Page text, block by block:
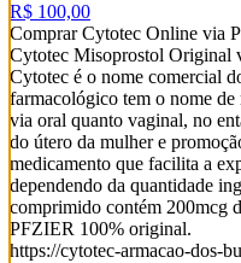
R$ 100,00
Comprar Cytotec Online via
Cytotec Misoprostol
Cytotec é o nome comercial
farmacológico tem o nome
via oral quanto vaginal, no
do útero da mulher e
medicamento que facilita a
dependendo da quantidade
comprimido contém 200mcg
PFZIER 100% original.
https://cytotec-armacao-dos-